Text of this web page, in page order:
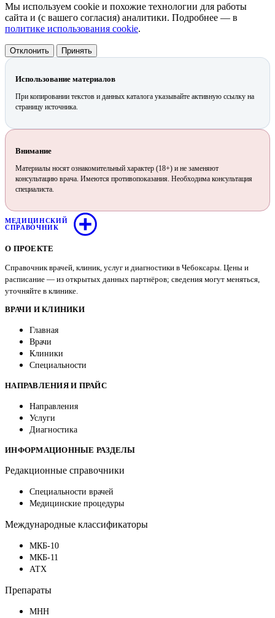
Мы используем cookie и похожие технологии для работы
сайта и (с вашего согласия) аналитики. Подробнее — в
политике использования cookie.
Отклонить Принять
Использование материалов
При копировании текстов и данных каталога указывайте активную ссылку на
страницу источника.
Внимание
Материалы носят ознакомительный характер (18+) и не заменяют
консультацию врача. Имеются противопоказания. Необходима консультация
специалиста.
МЕДИЦИНСКИЙ
СПРАВОЧНИК
О ПРОЕКТЕ
Справочник врачей, клиник, услуг и диагностики в Чебоксары. Цены и
расписание — из открытых данных партнёров; сведения могут меняться,
уточняйте в клинике.
ВРАЧИ И КЛИНИКИ
Главная
Врачи
Клиники
Специальности
НАПРАВЛЕНИЯ И ПРАЙС
Направления
Услуги
Диагностика
ИНФОРМАЦИОННЫЕ РАЗДЕЛЫ
Редакционные справочники
Специальности врачей
Медицинские процедуры
Международные классификаторы
МКБ-10
МКБ-11
АТХ
Препараты
МНН